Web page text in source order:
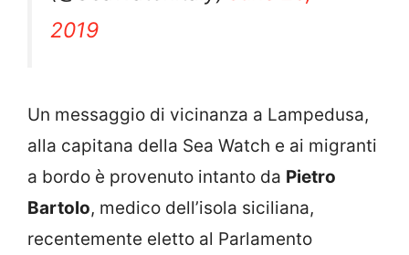
2019
Un messaggio di vicinanza a Lampedusa,
alla capitana della Sea Watch e ai migranti
a bordo è provenuto intanto da Pietro
Bartolo, medico dell’isola siciliana,
recentemente eletto al Parlamento